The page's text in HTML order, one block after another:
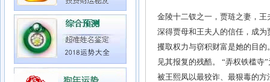
金陵十二钗之一，贾琏之妻，
深得贾母和王夫人的信任，成
攫取权力与窃积财富是她的目
见其报复的残酷。 “弄权铁槛
被王熙凤以最狡诈、最狠毒的方